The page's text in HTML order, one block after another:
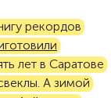
рекордов
лет в Саратове
А зимой